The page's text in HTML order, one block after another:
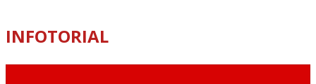
INFOTORIAL